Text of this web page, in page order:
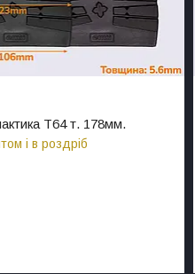
Т64 т. 178мм.
і в роздріб